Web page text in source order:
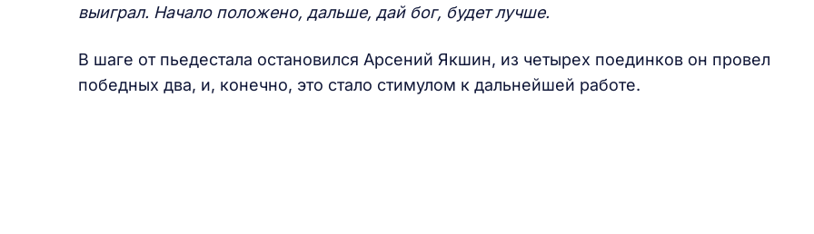
выиграл. Начало положено, дальше, дай бог, будет лучше.
В шаге от пьедестала остановился Арсений Якшин, из четырех поединков он провел
победных два, и, конечно, это стало стимулом к дальнейшей работе.